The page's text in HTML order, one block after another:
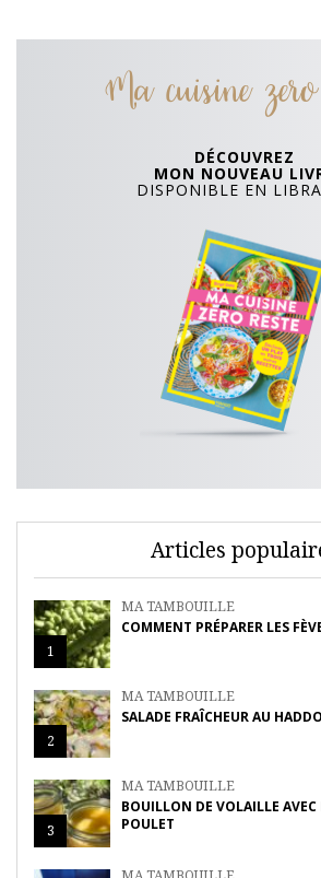
Ma cuisine
DÉCOUVREZ
MON NOUVEAU
DISPONIBLE EN
Articles
1
MA TAMBOUILLE
COMMENT PRÉPARER LES
2
MA TAMBOUILLE
SALADE FRAÎCHEUR AU
3
MA TAMBOUILLE
BOUILLON DE VOLAILLE AVEC
POULET